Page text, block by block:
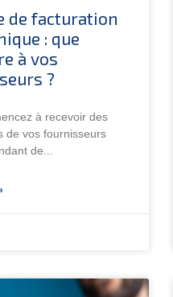
de facturation
: que
à vos
?
à recevoir des
de vos fournisseurs
de